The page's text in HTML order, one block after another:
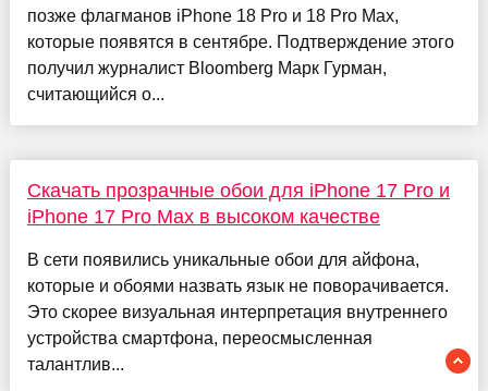
позже флагманов iPhone 18 Pro и 18 Pro Max,
которые появятся в сентябре. Подтверждение этого
получил журналист Bloomberg Марк Гурман,
считающийся о...
Скачать прозрачные обои для iPhone 17 Pro и
iPhone 17 Pro Max в высоком качестве
В сети появились уникальные обои для айфона,
которые и обоями назвать язык не поворачивается.
Это скорее визуальная интерпретация внутреннего
устройства смартфона, переосмысленная
талантлив...